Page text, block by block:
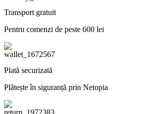
Transport gratuit
Pentru comenzi de peste 600 lei
Plată securizată
Plătește în siguranță prin Netopia